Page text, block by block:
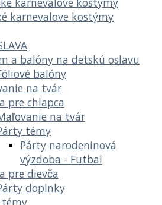
karnevalove kostýmy
a balóny na detskú oslavu
balóny
na tvár
pre chlapca
na tvár
témy
Párty narodeninová
výzdoba - Futbal
pre dievča
doplnky